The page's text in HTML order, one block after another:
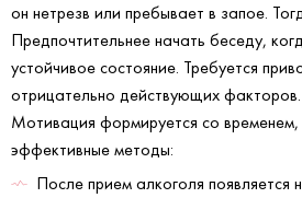
он нетрезв или пребывает в запое.
Предпочтительнее начать беседу,
устойчивое состояние. Требуется
отрицательно действующих факторов.
Мотивация формируется со временем,
эффективные методы:
После прием алкоголя появляется